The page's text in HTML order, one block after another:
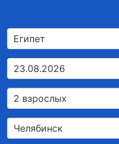
Египет
23.08.2026
2 взрослых
Челябинск